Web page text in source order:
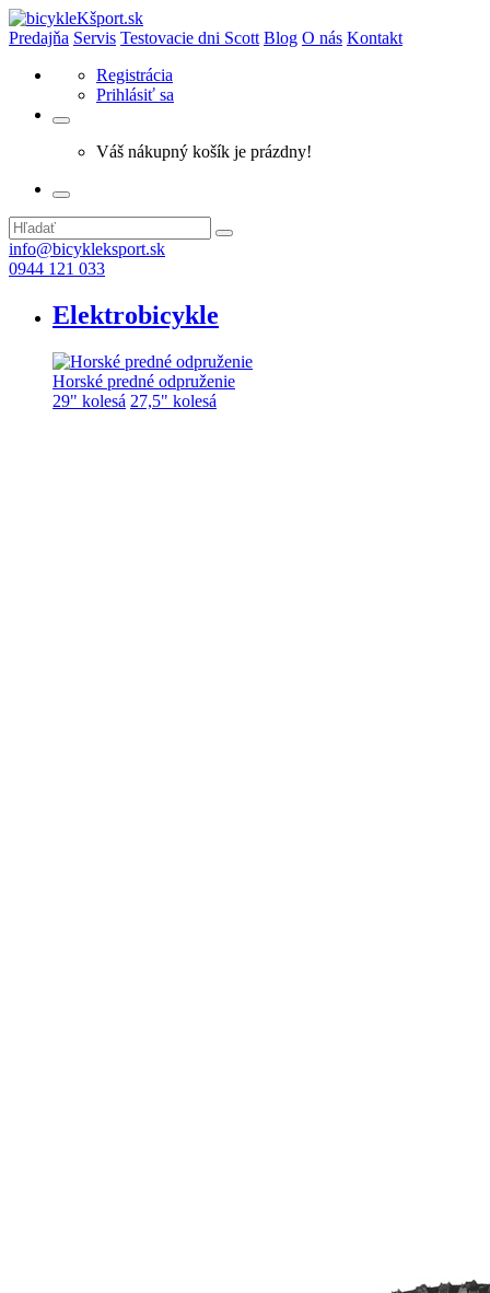
Predajňa Servis Testovacie dni Scott Blog O nás Kontakt
Registrácia
Prihlásiť sa
Váš nákupný košík je prázdny!
info@bicykleksport.sk
0944 121 033
Elektrobicykle
Horské predné odpruženie
29" kolesá 27,5" kolesá